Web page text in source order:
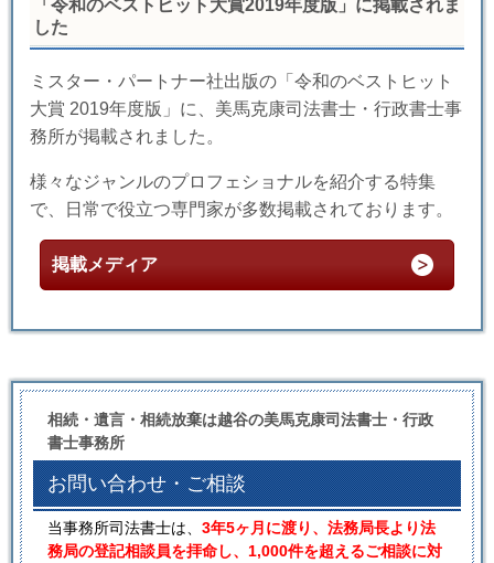
「令和のベストヒット大賞2019年度版」に掲載されま
した
ミスター・パートナー社出版の「令和のベストヒット
大賞 2019年度版」に、美馬克康司法書士・行政書士事
務所が掲載されました。
様々なジャンルのプロフェショナルを紹介する特集
で、日常で役立つ専門家が多数掲載されております。
掲載メディア
相続・遺言・相続放棄は越谷の美馬克康司法書士・行政
書士事務所
お問い合わせ・ご相談
当事務所司法書士は、 3年5ヶ月に渡り、法務局長より法
務局の登記相談員を拝命し、1,000件を超えるご相談に対